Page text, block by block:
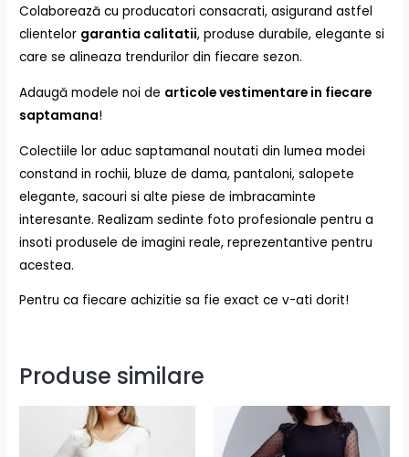
Colaborează cu producatori consacrati, asigurand astfel
clientelor garantia calitatii, produse durabile, elegante si
care se alineaza trendurilor din fiecare sezon.
Adaugă modele noi de articole vestimentare in fiecare
saptamana!
Colectiile lor aduc saptamanal noutati din lumea modei
constand in rochii, bluze de dama, pantaloni, salopete
elegante, sacouri si alte piese de imbracaminte
interesante. Realizam sedinte foto profesionale pentru a
insoti produsele de imagini reale, reprezentantive pentru
acestea.
Pentru ca fiecare achizitie sa fie exact ce v-ati dorit!
Produse similare